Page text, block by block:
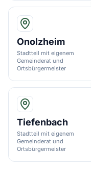
Onolzheim
Stadtteil mit eigenem
Gemeinderat und
Ortsbürgermeister
Tiefenbach
Stadtteil mit eigenem
Gemeinderat und
Ortsbürgermeister